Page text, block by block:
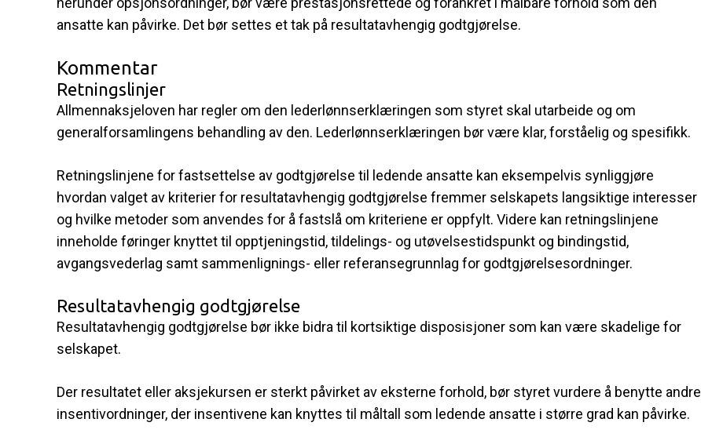
ansatte kan påvirke. Det bør settes et tak på resultatavhengig godtgjørelse.
Kommentar
Retningslinjer
Allmennaksjeloven har regler om den lederlønnserklæringen som styret skal utarbeide og om
generalforsamlingens behandling av den. Lederlønnserklæringen bør være klar, forståelig og spesifikk.
Retningslinjene for fastsettelse av godtgjørelse til ledende ansatte kan eksempelvis synliggjøre
hvordan valget av kriterier for resultatavhengig godtgjørelse fremmer selskapets langsiktige interesser
og hvilke metoder som anvendes for å fastslå om kriteriene er oppfylt. Videre kan retningslinjene
inneholde føringer knyttet til opptjeningstid, tildelings- og utøvelsestidspunkt og bindingstid,
avgangsvederlag samt sammenlignings- eller referansegrunnlag for godtgjørelsesordninger.
Resultatavhengig godtgjørelse
Resultatavhengig godtgjørelse bør ikke bidra til kortsiktige disposisjoner som kan være skadelige for
selskapet.
Der resultatet eller aksjekursen er sterkt påvirket av eksterne forhold, bør styret vurdere å benytte andre
insentivordninger, der insentivene kan knyttes til måltall som ledende ansatte i større grad kan påvirke.